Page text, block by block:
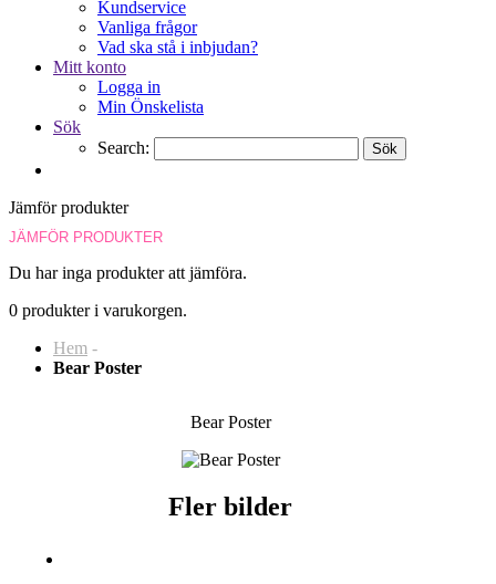
Kundservice
Vanliga frågor
Vad ska stå i inbjudan?
Mitt konto
Logga in
Min Önskelista
Sök
Search:
Sök
Jämför produkter
JÄMFÖR PRODUKTER
Du har inga produkter att jämföra.
0 produkter i varukorgen.
Hem -
Bear Poster
Bear Poster
Fler bilder